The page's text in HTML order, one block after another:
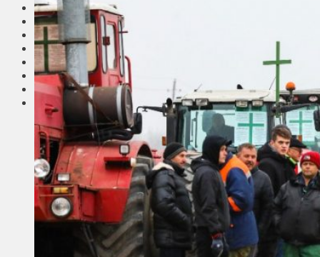
Соседи
Транспорт
Выбор читателей
Калейдоскоп
Армия
Сейм Литвы
Культура
Больше
Фоторепортаж
Туризм
ЛК рекомендует
Сеньорам
Образование
Здравоохранение
Экология
Происшествия
Приграничье
Деньги